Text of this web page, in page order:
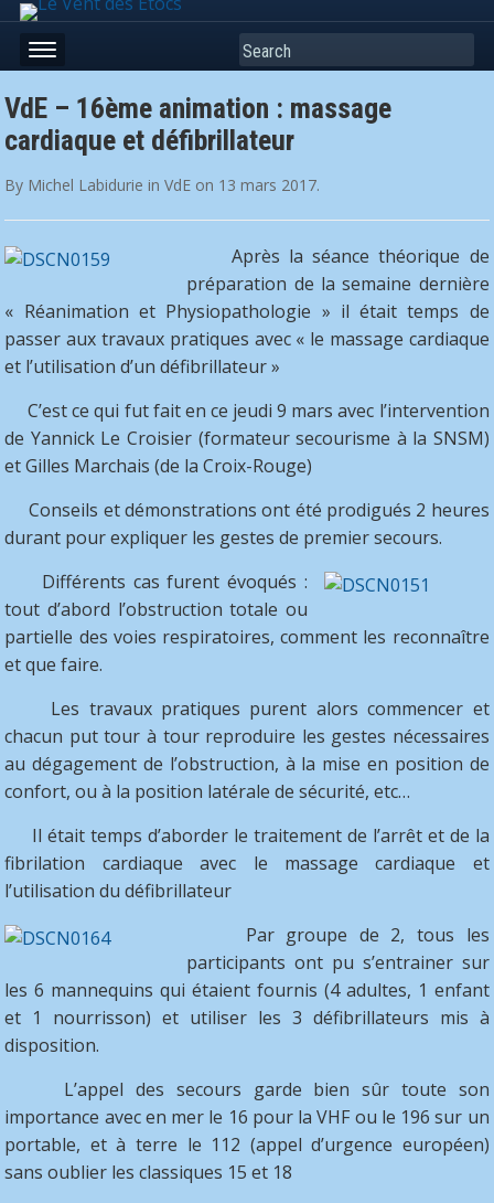
Search
VdE – 16ème animation : massage
cardiaque et défibrillateur
By Michel Labidurie inVdE on 13 mars 2017.
Après la séance théorique de
préparation de la semaine dernière
« Réanimation et Physiopathologie » il était temps de
passer aux travaux pratiques avec « le massage cardiaque
et l’utilisation d’un défibrillateur »
C’est ce qui fut fait en ce jeudi 9 mars avec l’intervention
de Yannick Le Croisier (formateur secourisme à la SNSM)
et Gilles Marchais (de la Croix-Rouge)
Conseils et démonstrations ont été prodigués 2 heures
durant pour expliquer les gestes de premier secours.
Différents cas furent évoqués :
tout d’abord l’obstruction totale ou
partielle des voies respiratoires, comment les reconnaître
et que faire.
Les travaux pratiques purent alors commencer et
chacun put tour à tour reproduire les gestes nécessaires
au dégagement de l’obstruction, à la mise en position de
confort, ou à la position latérale de sécurité, etc…
Il était temps d’aborder le traitement de l’arrêt et de la
fibrilation cardiaque avec le massage cardiaque et
l’utilisation du défibrillateur
Par groupe de 2, tous les
participants ont pu s’entrainer sur
les 6 mannequins qui étaient fournis (4 adultes, 1 enfant
et 1 nourrisson) et utiliser les 3 défibrillateurs mis à
disposition.
L’appel des secours garde bien sûr toute son
importance avec en mer le 16 pour la VHF ou le 196 sur un
portable, et à terre le 112 (appel d’urgence européen)
sans oublier les classiques 15 et 18